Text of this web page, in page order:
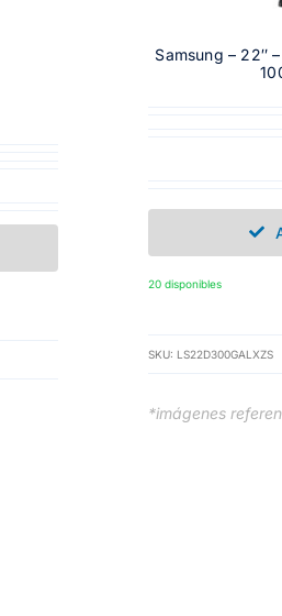
Samsung – 22″
20 disponibles
SKU: LS22D300GALXZS
*imágenes